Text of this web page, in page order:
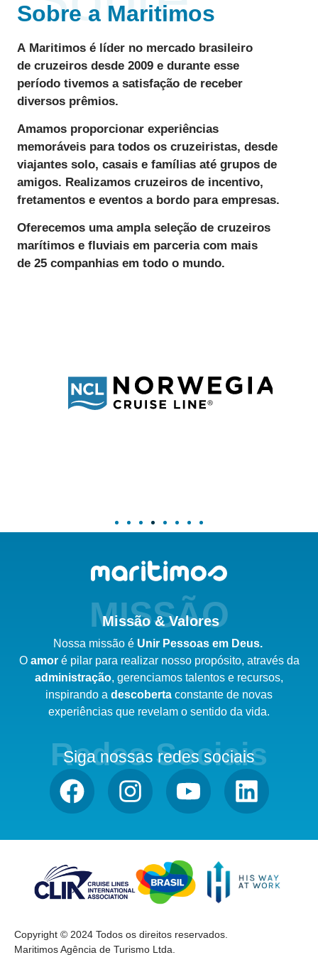
Sobre a Maritimos
A Maritimos é líder no mercado brasileiro
de cruzeiros desde 2009 e durante esse
período tivemos a satisfação de receber
diversos prêmios.
Amamos proporcionar experiências
memoráveis para todos os cruzeiristas, desde
viajantes solo, casais e famílias até grupos de
amigos. Realizamos cruzeiros de incentivo,
fretamentos e eventos a bordo para empresas.
Oferecemos uma ampla seleção de cruzeiros
marítimos e fluviais em parceria com mais
de 25 companhias em todo o mundo.
MISSÃO
Missão & Valores
Nossa missão é Unir Pessoas em Deus.
O amor é pilar para realizar nosso propósito, através da
administração, gerenciamos talentos e recursos,
inspirando a descoberta constante de novas
experiências que revelam o sentido da vida.
Redes Sociais
Siga nossas redes sociais
Copyright © 2024 Todos os direitos reservados.
Maritimos Agência de Turismo Ltda.